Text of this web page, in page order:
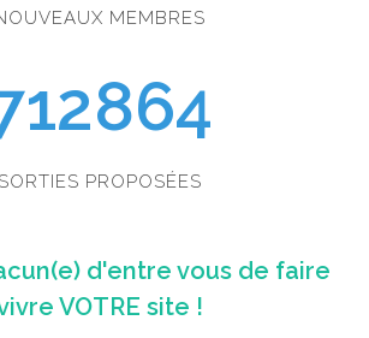
MEMBRES
SORTIES PROPOSÉES
d'entre vous de faire
VOTRE site !